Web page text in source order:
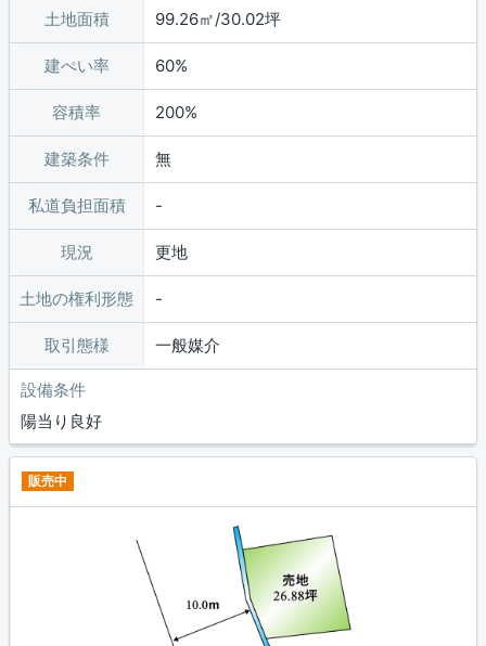
土地面積 99.26㎡/30.02坪
建ぺい率 60%
容積率 200%
建築条件 無
私道負担面積
現況 更地
土地の権利形態
取引態様 一般媒介
設備条件
陽当り良好
販売中